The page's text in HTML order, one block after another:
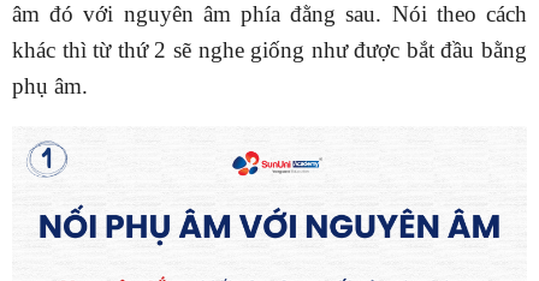
âm đó với nguyên âm phía đằng sau. Nói theo cách
khác thì từ thứ 2 sẽ nghe giống như được bắt đầu bằng
phụ âm.